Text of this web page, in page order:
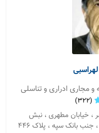
مجاری ادراری و تناسلی
(322)
، خیابان مطهری ، نبش
بانک سپه ، پلاک 446